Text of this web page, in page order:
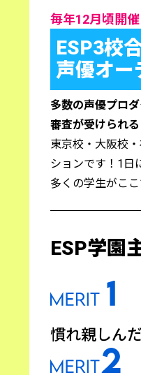
毎年12月頃開催
ESP3校
声優オー
多数の声優プロ
審査が受けられる
東京校・大阪校
ションです！1日
多くの学生がこ
ESP学園
慣れ親しん